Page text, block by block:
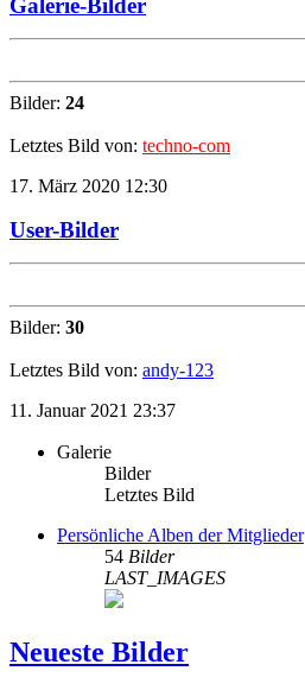
Bilder: 24
Letztes Bild von: techno-com
17. März 2020 12:30
User-Bilder
Bilder: 30
Letztes Bild von: andy-123
11. Januar 2021 23:37
Galerie
Bilder
Letztes Bild
Persönliche Alben der Mitglieder
54 Bilder
LAST_IMAGES
Neueste Bilder